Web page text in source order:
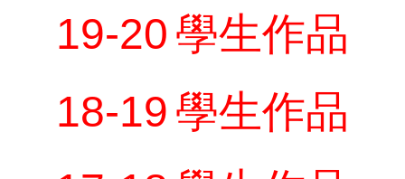
19-20 學生作品
18-19 學生作品